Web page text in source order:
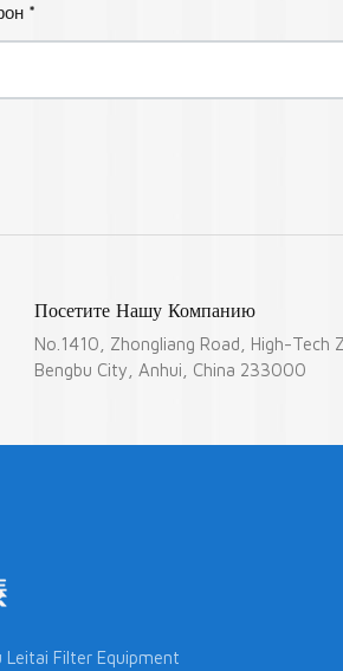
*
Посетите Нашу Компанию
No.1410, Zhongliang Road, High-Tech
Bengbu City, Anhui, China 233000
Leitai Filter Equipment